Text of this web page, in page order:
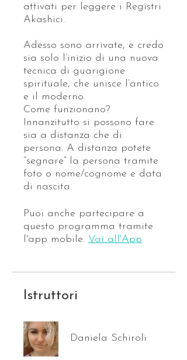
attivati per leggere i Registri
Akashici.
Adesso sono arrivate, e credo
sia solo l’inizio di una nuova
tecnica di guarigione
spirituale, che unisce l’antico
e il moderno.
Come funzionano?
Innanzitutto si possono fare
sia a distanza che di
persona. A distanza potete
“segnare” la persona tramite
foto o nome/cognome e data
di nascita.
Puoi anche partecipare a
questo programma tramite
l'app mobile. Vai all'App
Istruttori
Daniela Schiroli